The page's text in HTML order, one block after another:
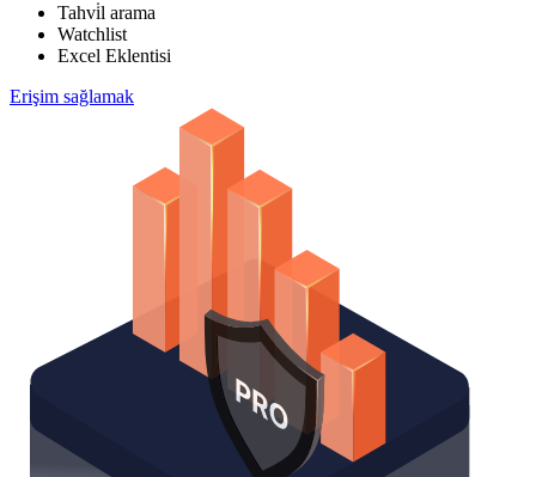
Tahvi̇l arama
Watchlist
Excel Eklentisi
Erişim sağlamak